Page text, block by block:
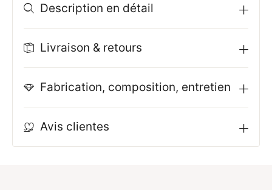
Description en détail
Livraison & retours
Fabrication, composition, entretien
Avis clientes